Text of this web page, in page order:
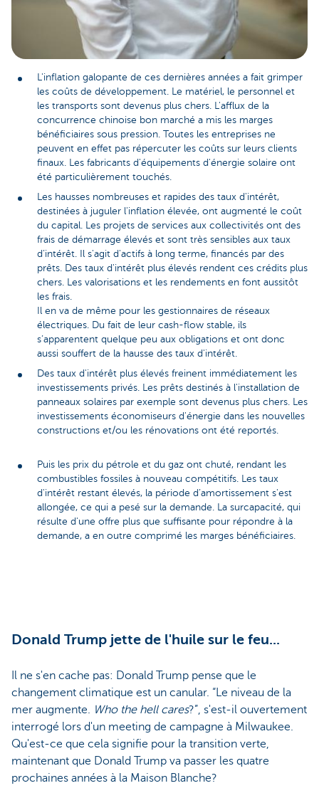
L'inflation galopante de ces dernières années a fait grimper
les coûts de développement. Le matériel, le personnel et
les transports sont devenus plus chers. L'afflux de la
concurrence chinoise bon marché a mis les marges
bénéficiaires sous pression. Toutes les entreprises ne
peuvent en effet pas répercuter les coûts sur leurs clients
finaux. Les fabricants d'équipements d'énergie solaire ont
été particulièrement touchés.
Les hausses nombreuses et rapides des taux d'intérêt,
destinées à juguler l'inflation élevée, ont augmenté le coût
du capital. Les projets de services aux collectivités ont des
frais de démarrage élevés et sont très sensibles aux taux
d’intérêt. Il s'agit d'actifs à long terme, financés par des
prêts. Des taux d'intérêt plus élevés rendent ces crédits plus
chers. Les valorisations et les rendements en font aussitôt
les frais.
Il en va de même pour les gestionnaires de réseaux
électriques. Du fait de leur cash-flow stable, ils
s’apparentent quelque peu aux obligations et ont donc
aussi souffert de la hausse des taux d'intérêt.
Des taux d'intérêt plus élevés freinent immédiatement les
investissements privés. Les prêts destinés à l'installation de
panneaux solaires par exemple sont devenus plus chers. Les
investissements économiseurs d'énergie dans les nouvelles
constructions et/ou les rénovations ont été reportés.
Puis les prix du pétrole et du gaz ont chuté, rendant les
combustibles fossiles à nouveau compétitifs. Les taux
d'intérêt restant élevés, la période d’amortissement s'est
allongée, ce qui a pesé sur la demande. La surcapacité, qui
résulte d'une offre plus que suffisante pour répondre à la
demande, a en outre comprimé les marges bénéficiaires.
Donald Trump jette de l'huile sur le feu...
Il ne s'en cache pas: Donald Trump pense que le
changement climatique est un canular. “Le niveau de la
mer augmente. Who the hell cares?”, s'est-il ouvertement
interrogé lors d'un meeting de campagne à Milwaukee.
Qu'est-ce que cela signifie pour la transition verte,
maintenant que Donald Trump va passer les quatre
prochaines années à la Maison Blanche?